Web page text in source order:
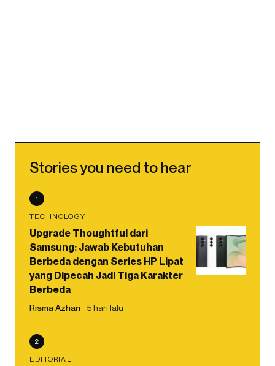
Stories you need to hear
1
TECHNOLOGY
Upgrade Thoughtful dari
Samsung: Jawab Kebutuhan
Berbeda dengan Series HP Lipat
yang Dipecah Jadi Tiga Karakter
Berbeda
Risma Azhari 5 hari lalu
2
EDITORIAL